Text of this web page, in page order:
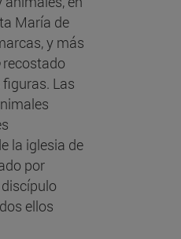
María de
y más
recostado
Las
la iglesia de
por
ellos